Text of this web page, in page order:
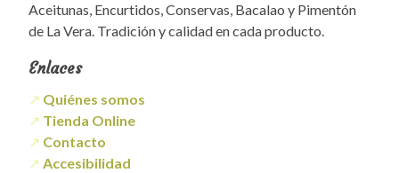
Aceitunas, Encurtidos, Conservas, Bacalao y Pimentón
de La Vera. Tradición y calidad en cada producto.
Enlaces
↗ Quiénes somos
↗ Tienda Online
↗ Contacto
↗ Accesibilidad